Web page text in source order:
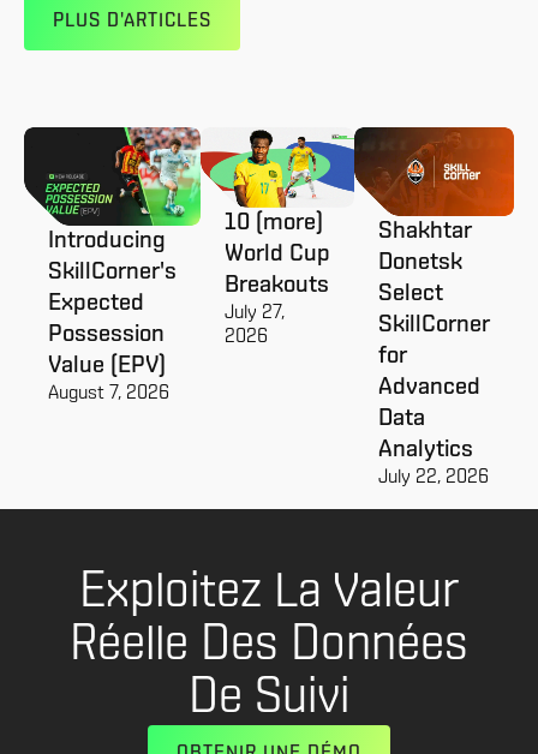
PLUS D'ARTICLES
Introducing
SkillCorner's
Expected
Possession
Value (EPV)
August 7, 2026
10 (more)
World Cup
Breakouts
July 27,
2026
Shakhtar
Donetsk
Select
SkillCorner
for
Advanced
Data
Analytics
July 22, 2026
Exploitez La Valeur
Réelle Des Données
De Suivi